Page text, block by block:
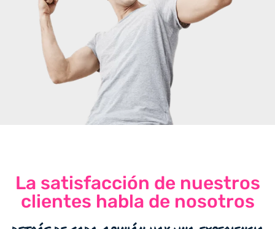
La satisfacción de nuestros
clientes habla de nosotros